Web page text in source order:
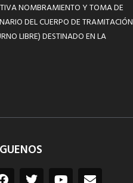
NOMBRAMIENTO Y TOMA DE
DEL CUERPO DE TRAMITACIÓN
LIBRE) DESTINADO EN LA